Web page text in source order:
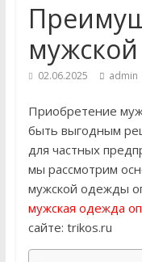
02.06.2025 admin
Приобретение
быть выгодным
для частных
мы рассмотрим
мужской одежды
мужская одежда
сайте: trikos.ru